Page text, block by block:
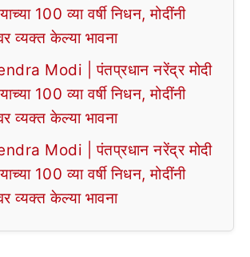
100 व्या वर्षी निधन, मोदींनी
व्यक्त केल्या भावना
Modi | पंतप्रधान नरेंद्र मोदी
100 व्या वर्षी निधन, मोदींनी
व्यक्त केल्या भावना
Modi | पंतप्रधान नरेंद्र मोदी
100 व्या वर्षी निधन, मोदींनी
व्यक्त केल्या भावना